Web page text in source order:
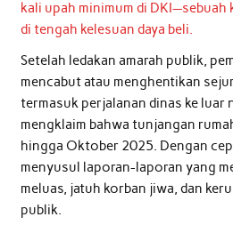
kali upah minimum di
di tengah kelesuan daya beli.
Setelah ledakan amarah publik,
mencabut atau menghentikan
termasuk perjalanan dinas ke luar
mengklaim bahwa tunjangan
hingga Oktober 2025. Dengan
menyusul laporan-laporan yang
meluas, jatuh korban jiwa, dan
publik.